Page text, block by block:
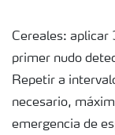
Cereales: aplicar
primer nudo
Repetir a
necesario,
emergencia de